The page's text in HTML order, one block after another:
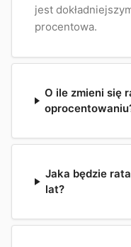
jest
procentowa.
O ile zmieni się
Jaka będzie
lat?